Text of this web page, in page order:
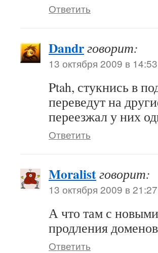
Ответить
Dandrговорит:
13 октября 2009 в 14:53
Ptah, стукнись в
переведут на
переезжал у них
Ответить
Moralistговорит:
13 октября 2009 в 21:27
А что там с
продления
Ответить